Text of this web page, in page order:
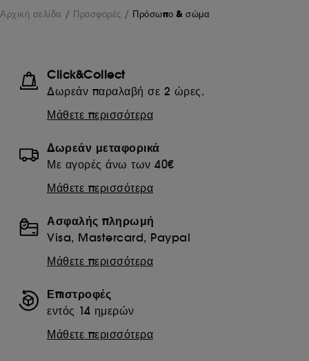
Αρχική σελίδα Προσφορές Πρόσωπο & σώμα
Click&Collect
Δωρεάν παραλαβή σε 2 ώρες.
Μάθετε περισσότερα
Δωρεάν μεταφορικά
Με αγορές άνω των 40€
Μάθετε περισσότερα
Ασφαλής πληρωμή
Visa, Mastercard, Paypal
Μάθετε περισσότερα
Επιστροφές
εντός 14 ημερών
Μάθετε περισσότερα